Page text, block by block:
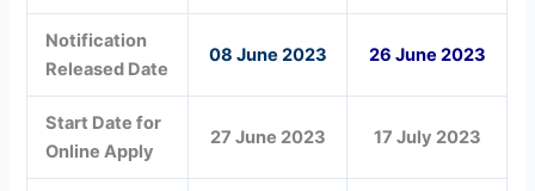
Notification
Released Date
08 June 2023 26 June 2023
Start Date for
Online Apply
27 June 2023 17 July 2023